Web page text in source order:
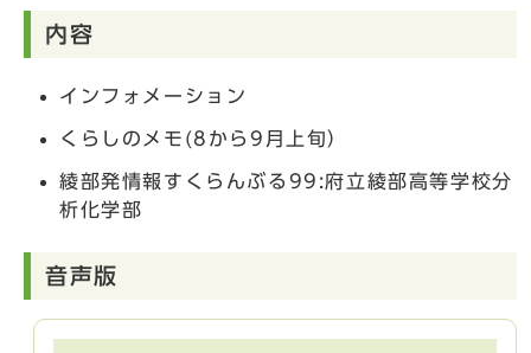
内容
インフォメーション
くらしのメモ(8から9月上旬）
綾部発情報すくらんぶる99:府立綾部高等学校分
析化学部
音声版